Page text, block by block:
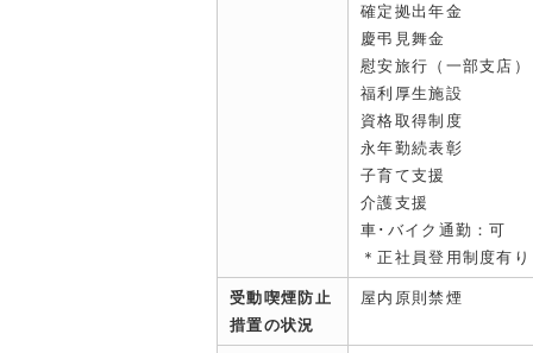
確定拠出年金
慶弔見舞金
慰安旅行（一部支店）
福利厚生施設
資格取得制度
永年勤続表彰
子育て支援
介護支援
車･バイク通勤：可
＊正社員登用制度有り
受動喫煙防止
措置の状況
屋内原則禁煙